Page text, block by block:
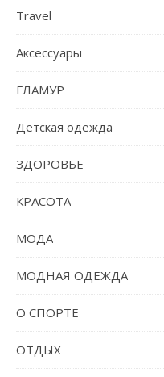
Travel
Аксессуары
ГЛАМУР
Детская одежда
ЗДОРОВЬЕ
КРАСОТА
МОДА
МОДНАЯ ОДЕЖДА
О СПОРТЕ
ОТДЫХ